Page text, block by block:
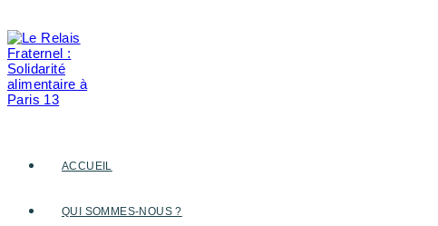
to
content
ACCUEIL
QUI SOMMES-NOUS ?